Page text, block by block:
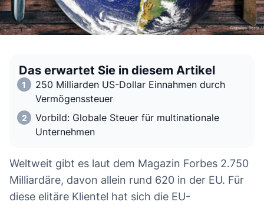
Das erwartet Sie in diesem Artikel
250 Milliarden US-Dollar Einnahmen durch
Vermögenssteuer
Vorbild: Globale Steuer für multinationale
Unternehmen
Weltweit gibt es laut dem Magazin Forbes 2.750
Milliardäre, davon allein rund 620 in der EU. Für
diese elitäre Klientel hat sich die EU-